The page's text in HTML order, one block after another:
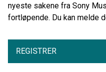
nyeste sakene fra Sony
fortløpende. Du kan melde
REGISTRER